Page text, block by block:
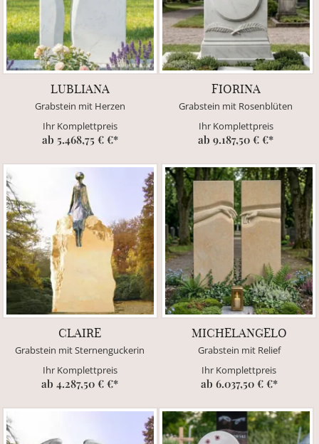
LUBLIANA
Grabstein mit Herzen
Ihr Komplettpreis
ab 5.468,75 € €*
FIORINA
Grabstein mit Rosenblüten
Ihr Komplettpreis
ab 9.187,50 € €*
CLAIRE
Grabstein mit Sternenguckerin
Ihr Komplettpreis
ab 4.287,50 € €*
MICHELANGELO
Grabstein mit Relief
Ihr Komplettpreis
ab 6.037,50 € €*